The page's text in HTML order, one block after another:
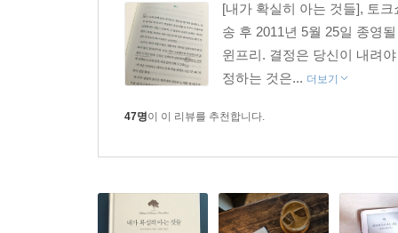
조용한 시간을 갖고 몸과 마음을 돌보아야 한다.
- ‘가는 대로 온다’는 법칙은 항상 들어맞는다.
행하는 모든 것은 우리에게로 다시 돌아오기 때문
삶을 이끄는 것은 당신 자신이다
『내가 확실히 아는 것들』은 오프라 윈프리라는
깨닫고, 타인에게 의지하는 대신 진정한 나 자신
전하고 있다.
[내가 확실히 아는 것들], 토
송 후 2011년 5월 25일 종영
윈프리. 결정은 당신이 내려
정하는 것은... 더보기
47명이 이 리뷰를 추천합니다.